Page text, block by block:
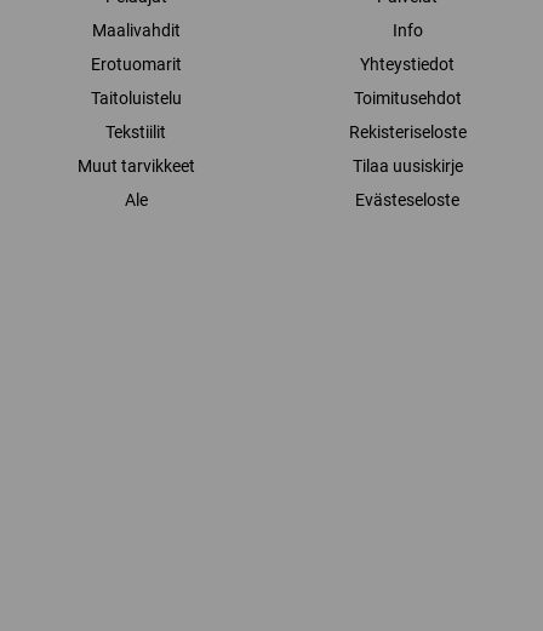
Maalivahdit
Erotuomarit
Taitoluistelu
Tekstiilit
Muut tarvikkeet
Ale
Info
Yhteystiedot
Toimitusehdot
Rekisteriseloste
Tilaa uusiskirje
Evästeseloste